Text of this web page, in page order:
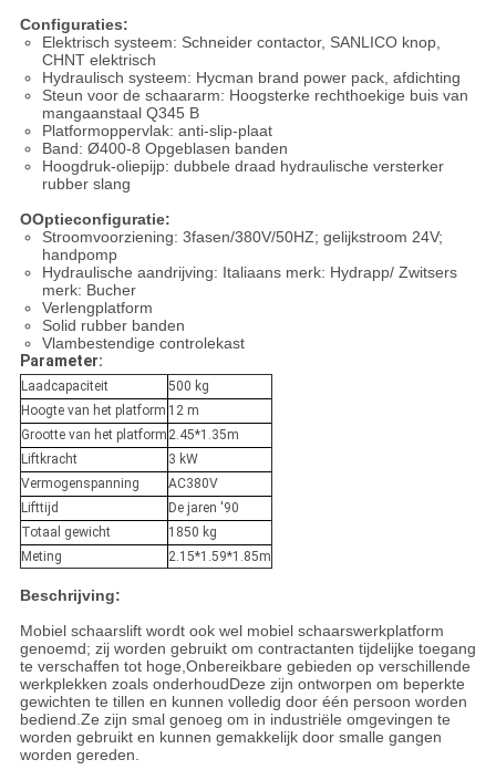
Configuraties:
Elektrisch systeem: Schneider contactor, SANLICO knop,
CHNT elektrisch
Hydraulisch systeem: Hycman brand power pack, afdichting
Steun voor de schaararm: Hoogsterke rechthoekige buis van
mangaanstaal Q345 B
Platformoppervlak: anti-slip-plaat
Band: Ø400-8 Opgeblasen banden
Hoogdruk-oliepijp: dubbele draad hydraulische versterker
rubber slang
OOptieconfiguratie:
Stroomvoorziening: 3fasen/380V/50HZ; gelijkstroom 24V;
handpomp
Hydraulische aandrijving: Italiaans merk: Hydrapp/ Zwitsers
merk: Bucher
Verlengplatform
Solid rubber banden
Vlambestendige controlekast
Parameter:
Laadcapaciteit
500 kg
Hoogte van het platform 12 m
Grootte van het platform 2.45*1.35m
Liftkracht
3 kW
Vermogenspanning
AC380V
Lifttijd
De jaren '90
Totaal gewicht
1850 kg
Meting
2.15*1.59*1.85m
Beschrijving:
Mobiel schaarslift wordt ook wel mobiel schaarswerkplatform
genoemd; zij worden gebruikt om contractanten tijdelijke toegang
te verschaffen tot hoge,Onbereikbare gebieden op verschillende
werkplekken zoals onderhoudDeze zijn ontworpen om beperkte
gewichten te tillen en kunnen volledig door één persoon worden
bediend.Ze zijn smal genoeg om in industriële omgevingen te
worden gebruikt en kunnen gemakkelijk door smalle gangen
worden gereden.